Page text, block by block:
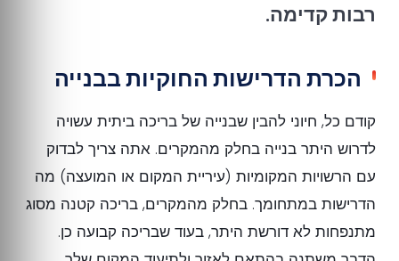
רבות קדימה.
הכרת הדרישות החוקיות בבנייה
קודם כל, חיוני להבין שבנייה של בריכה ביתית עשויה
לדרוש היתר בנייה בחלק מהמקרים. אתה צריך לבדוק
עם הרשויות המקומיות (עיריית המקום או המועצה) מה
הדרישות במתחומך. בחלק מהמקרים, בריכה קטנה מסוג
מתנפחות לא דורשת היתר, בעוד שבריכה קבועה כן.